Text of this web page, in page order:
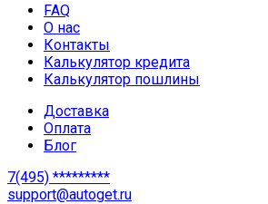
FAQ
О нас
Контакты
Калькулятор кредита
Калькулятор пошлины
Доставка
Оплата
Блог
7(495) *********
support@autoget.ru